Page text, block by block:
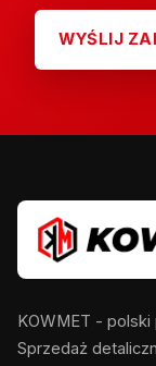
WYŚLIJ
KOWMET -
Sprzedaż